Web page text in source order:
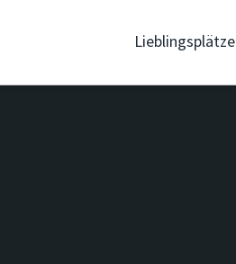
Lieblingsplätze